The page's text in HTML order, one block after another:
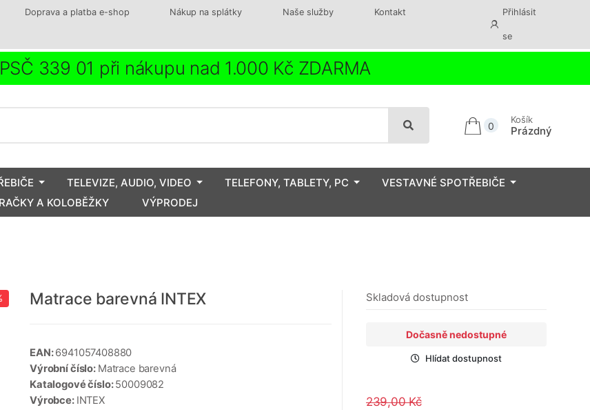
Doprava a platba e-shop Nákup na splátky Naše služby Kontakt Přihlásit
se
339 01 při nákupu nad 1.000 Kč ZDARMA
0
Košík
Prázdný
TELEVIZE, AUDIO, VIDEO TELEFONY, TABLETY, PC
VESTAVNÉ SPOTŘEBIČE
A KOLOBĚŽKY VÝPRODEJ
Matrace barevná INTEX
EAN:6941057408880
Výrobní číslo: Matrace barevná
Katalogové číslo:50009082
Výrobce: INTEX
Skladová dostupnost
Dočasně nedostupné
Hlídat dostupnost
239,00 Kč